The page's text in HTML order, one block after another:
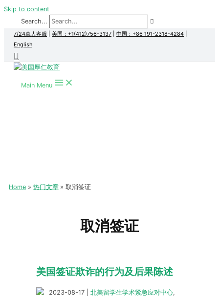
Skip to content
Search...
7/24真人客服 美国：+1(412)756-3137 中国：+86 191-2318-4284
English
Main Menu
Home 热门文章 取消签证
取消签证
美国签证欺诈的行为及后果陈述
2023-08-17 北美留学生学术紧急应对中心,